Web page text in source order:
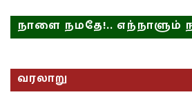
நாளை நமதே!.. எந்நாளும்
வரலாறு